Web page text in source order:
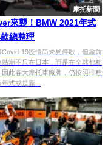
摩托新聞
來襲！BMW 2021年式
總整理
Covid-19疫情尚未見停歇，但當前
熱潮不只在日本，而是在全球都相
因此各大摩托車廠牌，仍按照排程
式或是新...